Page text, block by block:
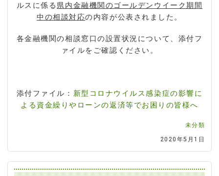
ルスに係る 県内金融機関のゴールデンウイーク期間
中の相談対応の内容が公表されました。
各金融機関の相談窓口の設置状況について、添付フ
ァイルをご確認ください。
添付ファイル： 新型コロナウイルス感染症の影響に
よる資金繰りやローンの返済等でお困りの皆様へ
未分類
2020年5月1日